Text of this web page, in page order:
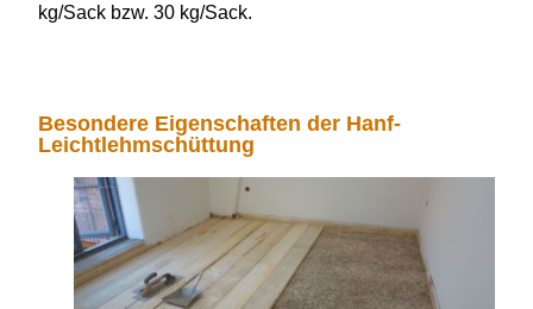
kg/Sack bzw. 30 kg/Sack.
Besondere Eigenschaften der Hanf-
Leichtlehmschüttung